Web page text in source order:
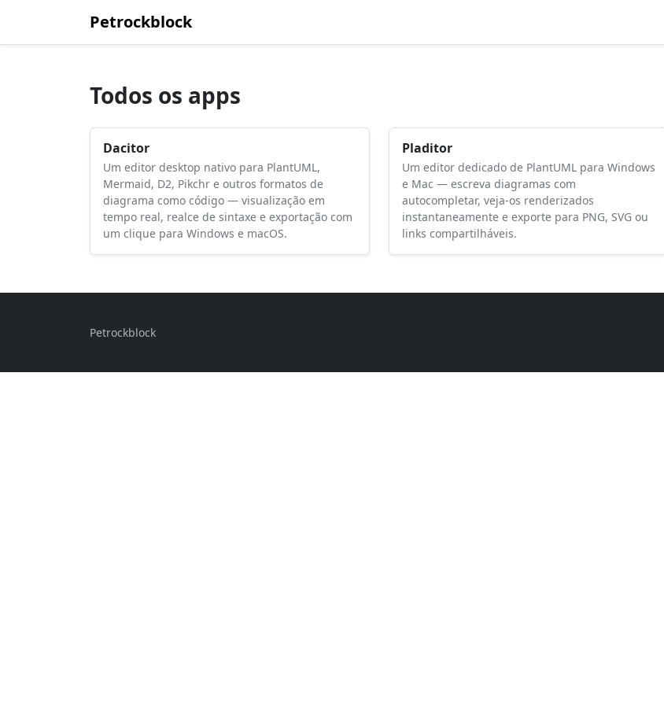
Petrockblock
Todos os apps
Dacitor
Um editor desktop nativo para PlantUML,
Mermaid, D2, Pikchr e outros formatos de
diagrama como código — visualização em
tempo real, realce de sintaxe e exportação com
um clique para Windows e macOS.
Pladitor
Um editor dedicado de PlantUML para Windows
e Mac — escreva diagramas com
autocompletar, veja-os renderizados
instantaneamente e exporte para PNG, SVG ou
links compartilháveis.
Petrockblock